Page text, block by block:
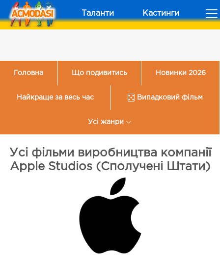
Таланти Кастинги
Головна Що подивитись Новинки 2026
Найкраще за весь час Випадковий фільм
Усі жанри
Усі фільми виробництва компанії
Apple Studios (Сполучені Штати)